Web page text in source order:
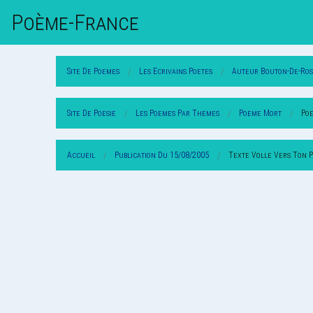
Poème-FrAnce
Site De Poemes Les Ecrivains Poetes Auteur Bouton-De-
Site De Poesie Les Poemes Par Themes Poeme Mort
Accueil Publication Du 15/08/2005 Texte Volle Vers Ton